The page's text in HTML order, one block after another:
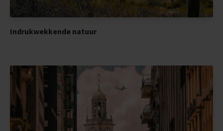
Indrukwekkende natuur